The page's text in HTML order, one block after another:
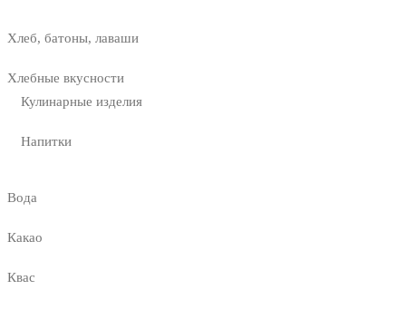
Хлеб, батоны, лаваши
Хлебные вкусности
Кулинарные изделия
Напитки
Вода
Какао
Квас